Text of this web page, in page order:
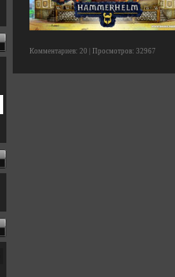
Комментариев: 20 | Просмотров: 32967